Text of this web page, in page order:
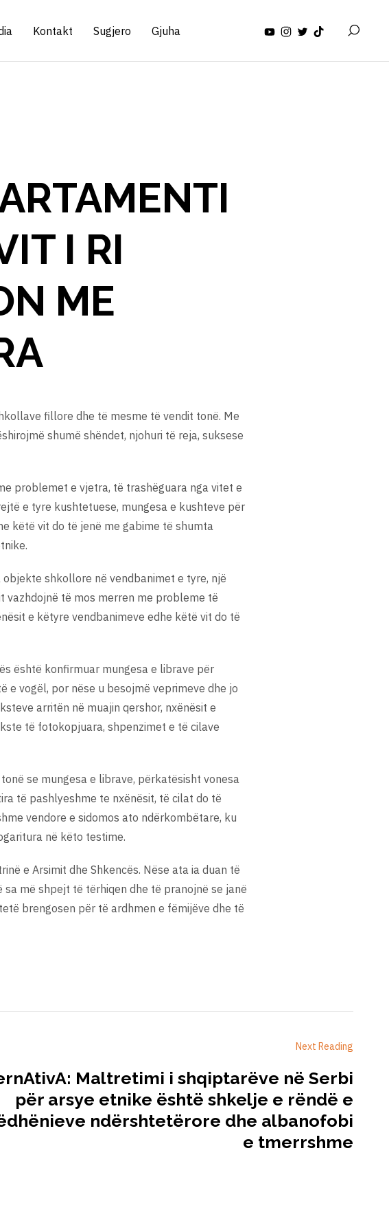
Kontakt Sugjero Gjuha
I RI
ME
fillore dhe të mesme të vendit tonë. Me
shumë shëndet, njohuri të reja, suksese
problemet e vjetra, të trashëguara nga vitet e
e tyre kushtetuese, mungesa e kushteve për
këtë vit do të jenë me gabime të shumta
shkollore në vendbanimet e tyre, një
vazhdojnë të mos merren me probleme të
e këtyre vendbanimeve edhe këtë vit do të
është konfirmuar mungesa e librave për
vogël, por nëse u besojmë veprimeve dhe jo
arritën në muajin qershor, nxënësit e
të fotokopjuara, shpenzimet e të cilave
se mungesa e librave, përkatësisht vonesa
të pashlyeshme te nxënësit, të cilat do të
vendore e sidomos ato ndërkombëtare, ku
në këto testime.
e Arsimit dhe Shkencës. Nëse ata ia duan të
më shpejt të tërhiqen dhe të pranojnë se janë
brengosen për të ardhmen e fëmijëve dhe të
Next Reading
Maltretimi i shqiptarëve në Serbi
për arsye etnike është shkelje e rëndë e
ndërshtetërore dhe albanofobi
e tmerrshme